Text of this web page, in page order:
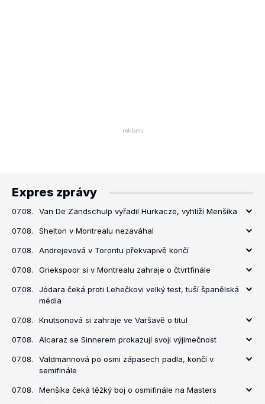
Expres zprávy
07.08. Van De Zandschulp vyřadil Hurkacze, vyhlíží Menšíka
07.08. Shelton v Montrealu nezaváhal
07.08. Andrejevová v Torontu překvapivě končí
07.08. Griekspoor si v Montrealu zahraje o čtvrtfinále
07.08.
Jódara čeká proti Lehečkovi velký test, tuší španělská
média
07.08. Knutsonová si zahraje ve Varšavě o titul
07.08. Alcaraz se Sinnerem prokazují svoji výjimečnost
07.08.
Valdmannová po osmi zápasech padla, končí v
semifinále
07.08. Menšíka čeká těžký boj o osmifinále na Masters